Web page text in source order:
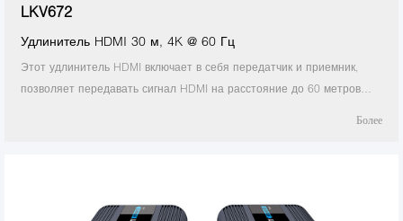
LKV672
Удлинитель HDMI 30 м, 4K @ 60 Гц
Этот удлинитель HDMI включает в себя передатчик и приемник,
позволяет передавать сигнал HDMI на расстояние до 60 метров
Более